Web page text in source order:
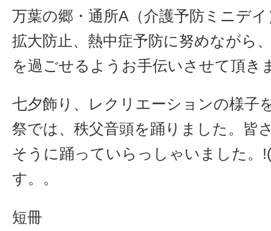
万葉の郷・通所A（介護予防ミニデ
拡大防止、熱中症予防に努めながら
を過ごせるようお手伝いさせて頂き
七夕飾り、レクリエーションの様子
祭では、秩父音頭を踊りました。皆
そうに踊っていらっしゃいました
す。。
短冊